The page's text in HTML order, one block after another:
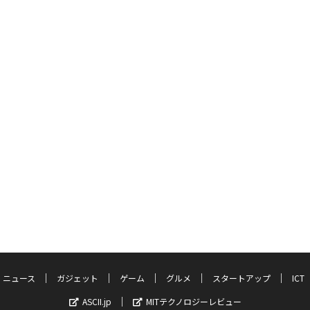
ニュース ガジェット ゲーム グルメ スタートアップ ICT
ASCII.jp
MITテクノロジーレビュー